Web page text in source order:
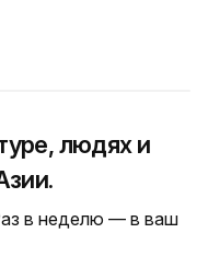
людях и
в неделю — в ваш